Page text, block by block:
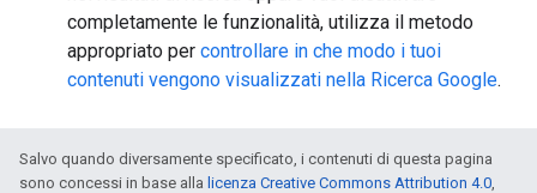
completamente le funzionalità, utilizza il metodo
appropriato per controllare in che modo i tuoi
contenuti vengono visualizzati nella Ricerca Google.
Salvo quando diversamente specificato, i contenuti di questa pagina
sono concessi in base alla licenza Creative Commons Attribution 4.0,